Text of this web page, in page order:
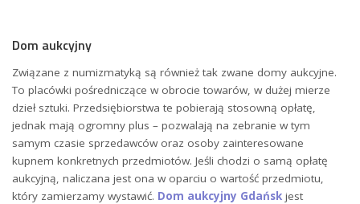
Dom aukcyjny
Związane z numizmatyką są również tak zwane domy aukcyjne.
To placówki pośredniczące w obrocie towarów, w dużej mierze
dzieł sztuki. Przedsiębiorstwa te pobierają stosowną opłatę,
jednak mają ogromny plus – pozwalają na zebranie w tym
samym czasie sprzedawców oraz osoby zainteresowane
kupnem konkretnych przedmiotów. Jeśli chodzi o samą opłatę
aukcyjną, naliczana jest ona w oparciu o wartość przedmiotu,
który zamierzamy wystawić. Dom aukcyjny Gdańsk jest